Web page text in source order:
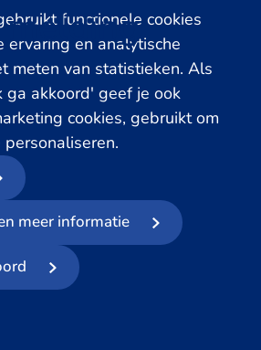
melding
functionele cookies
ervaring en analytische
meten van statistieken. Als
ga akkoord' geef je ook
cookies, gebruikt om
meer informatie
Voorwaarden
Meld datalek